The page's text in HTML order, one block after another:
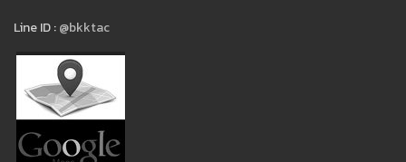
Line ID :@bkktac